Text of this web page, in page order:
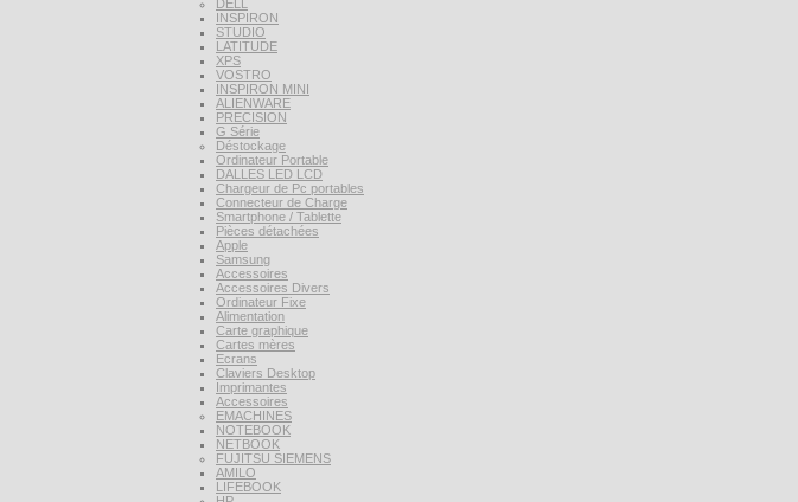
DELL
INSPIRON
STUDIO
LATITUDE
XPS
VOSTRO
INSPIRON MINI
ALIENWARE
PRECISION
G Série
Déstockage
Ordinateur Portable
DALLES LED LCD
Chargeur de Pc portables
Connecteur de Charge
Smartphone / Tablette
Pièces détachées
Apple
Samsung
Accessoires
Accessoires Divers
Ordinateur Fixe
Alimentation
Carte graphique
Cartes mères
Ecrans
Claviers Desktop
Imprimantes
Accessoires
EMACHINES
NOTEBOOK
NETBOOK
FUJITSU SIEMENS
AMILO
LIFEBOOK